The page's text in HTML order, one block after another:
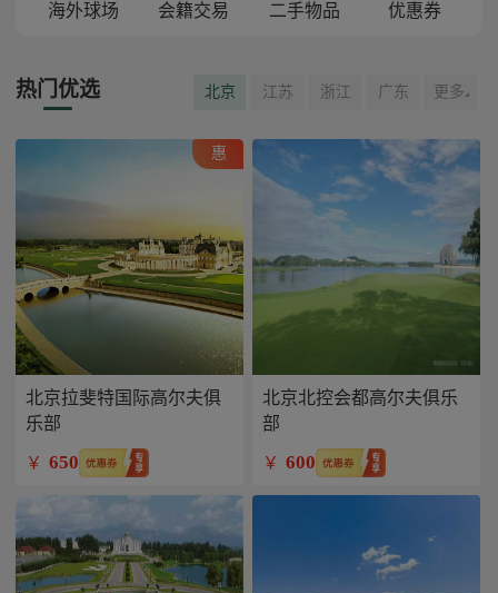
海外球场 会籍交易 二手物品 优惠券
热门优选 北京 江苏 浙江 广东 更多
惠
北京拉斐特国际高尔夫俱
乐部
￥ 650
北京北控会都高尔夫俱乐
部
￥ 600